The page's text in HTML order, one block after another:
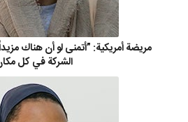
مريضة أمريكية: ”أتمنى لو أن هناك
الشركة في كل